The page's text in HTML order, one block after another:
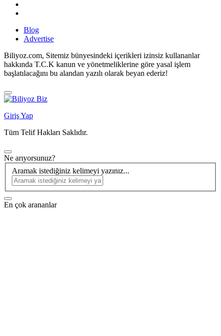
Blog
Advertise
Biliyoz.com, Sitemiz bünyesindeki içerikleri izinsiz kullananlar
hakkında T.C.K kanun ve yönetmeliklerine göre yasal işlem
başlatılacağını bu alandan yazılı olarak beyan ederiz!
Giriş Yap
Tüm Telif Hakları Saklıdır.
Ne arıyorsunuz?
Aramak istediğiniz kelimeyi yazınız...
En çok arananlar